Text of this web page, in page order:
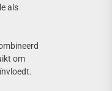
als
om